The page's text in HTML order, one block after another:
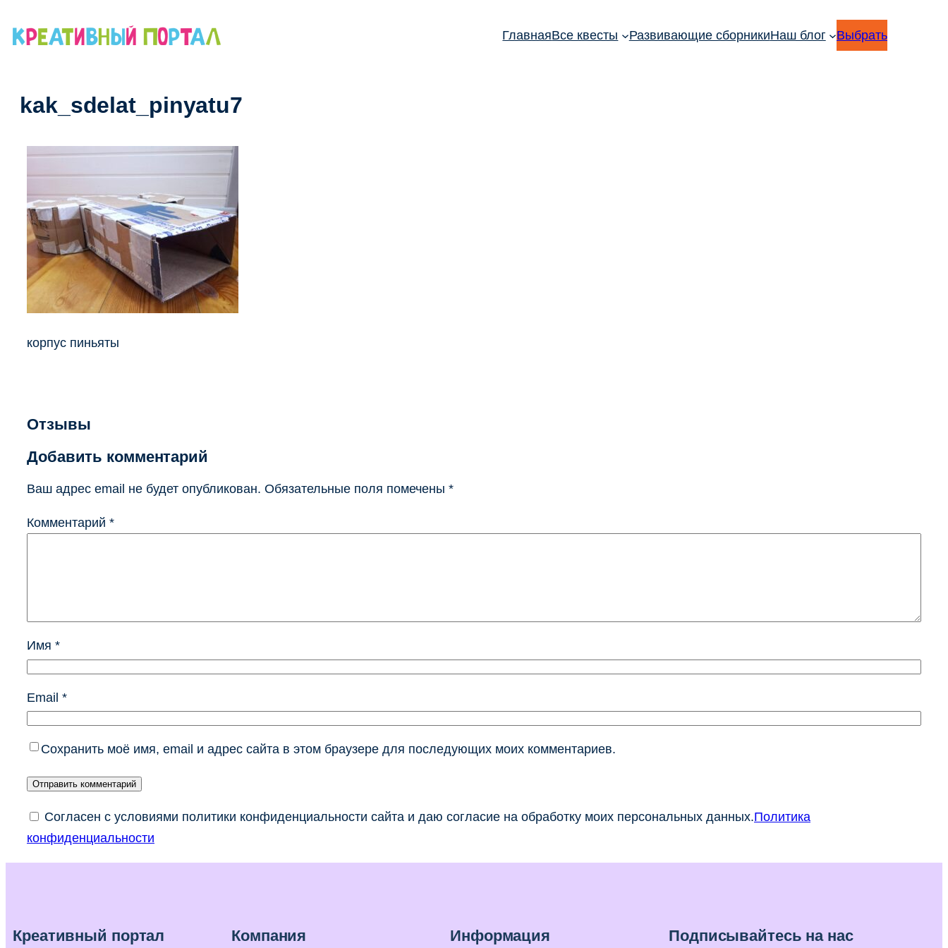
ГлавнаяВсе квесты Развивающие сборникиНаш блог Выбрать
kak_sdelat_pinyatu7
корпус пиньяты
Отзывы
Добавить комментарий
Ваш адрес email не будет опубликован. Обязательные поля помечены *
Комментарий *
Имя *
Email *
Сохранить моё имя, email и адрес сайта в этом браузере для последующих моих комментариев.
Согласен с условиями политики конфиденциальности сайта и даю согласие на обработку моих персональных данных.Политика
конфиденциальности
Креативный портал Компания Информация Подписывайтесь на нас